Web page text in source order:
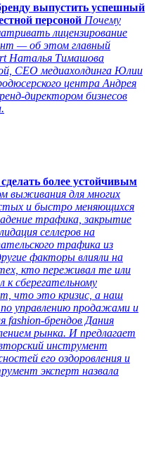
выпустить успешный
персоной Почему
лицензирование
— об этом главный
Наталья Тимашова
СЕО медиахолдинга Юлии
центра Андрея
директором бизнесов
более устойчивым
выживания для многих
и быстро меняющихся
трафика, закрытие
селлеров на
трафика из
факторы влияли на
кто переживал те или
сберегательному
что это кризис, а наш
управлению продажами и
fashion-брендов Дания
рынка. И предлагает
инструмент
его оздоровления и
эксперт назвала